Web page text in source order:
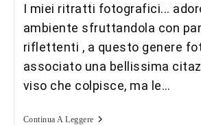
I miei ritratti fotografici...
ambiente sfruttandola con
riflettenti , a questo genere
associato una bellissima
viso che colpisce, ma le…
Continua A LeggereRaccolta